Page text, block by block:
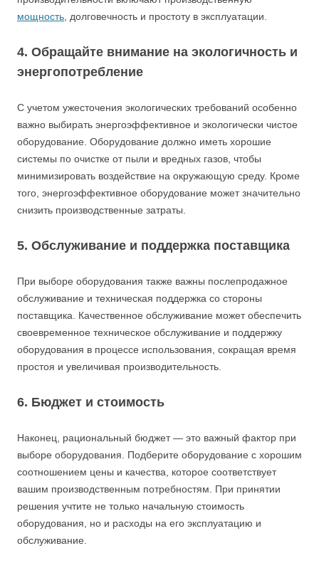
мощность , долговечность и простоту в эксплуатации.
4. Обращайте внимание на экологичность и
энергопотребление
С учетом ужесточения экологических требований особенно
важно выбирать энергоэффективное и экологически чистое
оборудование. Оборудование должно иметь хорошие
системы по очистке от пыли и вредных газов, чтобы
минимизировать воздействие на окружающую среду. Кроме
того, энергоэффективное оборудование может значительно
снизить производственные затраты.
5. Обслуживание и поддержка поставщика
При выборе оборудования также важны послепродажное
обслуживание и техническая поддержка со стороны
поставщика. Качественное обслуживание может обеспечить
своевременное техническое обслуживание и поддержку
оборудования в процессе использования, сокращая время
простоя и увеличивая производительность.
6. Бюджет и стоимость
Наконец, рациональный бюджет — это важный фактор при
выборе оборудования. Подберите оборудование с хорошим
соотношением цены и качества, которое соответствует
вашим производственным потребностям. При принятии
решения учтите не только начальную стоимость
оборудования, но и расходы на его эксплуатацию и
обслуживание.